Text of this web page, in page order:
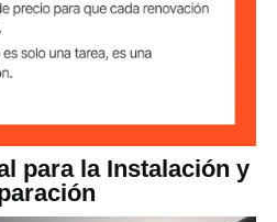
para la Instalación y